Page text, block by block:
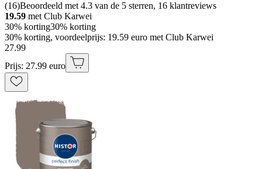
(16)Beoordeeld met 4.3 van de 5 sterren, 16 klantreviews
19.59 met Club Karwei
30% korting30% korting
30% korting, voordeelprijs: 19.59 euro met Club Karwei
27.99
Prijs: 27.99 euro